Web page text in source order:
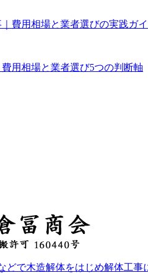
費用相場と業者選びの実践ガ
用相場と業者選び5つの判断軸
どで木造解体をはじめ解体工事